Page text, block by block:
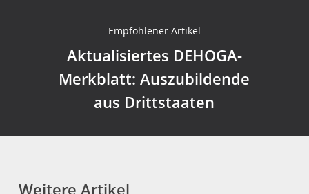
Empfohlener Artikel
Aktualisiertes DEHOGA-
Merkblatt: Auszubildende
aus Drittstaaten
Weitere Artikel